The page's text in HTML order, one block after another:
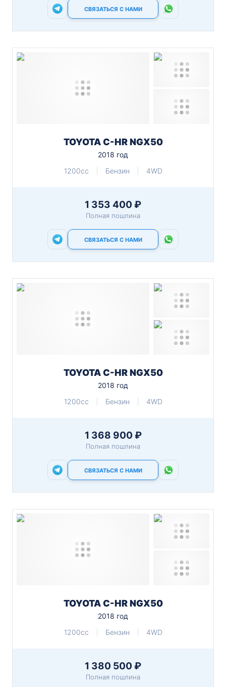
СВЯЗАТЬСЯ С НАМИ
TOYOTA C-HR NGX50
2018 год
1200cc
Бензин 4WD
1 353 400 ₽
Полная пошлина
СВЯЗАТЬСЯ С НАМИ
TOYOTA C-HR NGX50
2018 год
1200cc
Бензин 4WD
1 368 900 ₽
Полная пошлина
СВЯЗАТЬСЯ С НАМИ
TOYOTA C-HR NGX50
2018 год
1200cc
Бензин 4WD
1 380 500 ₽
Полная пошлина